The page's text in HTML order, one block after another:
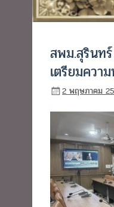
สพม.สุรินท
เตรียมควา
2 พฤษภาคม